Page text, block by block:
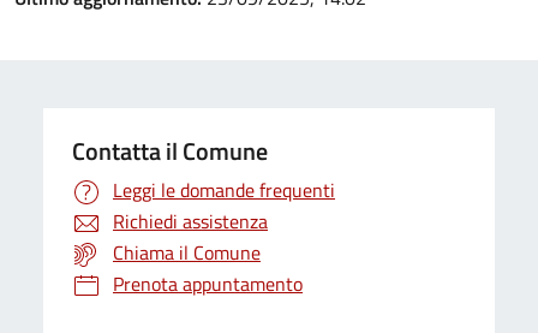
Contatta il Comune
Leggi le domande frequenti
Richiedi assistenza
Chiama il Comune
Prenota appuntamento